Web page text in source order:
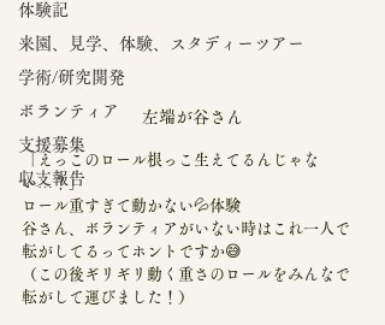
体験記
来園、見学、体験、スタディーツアー
学術/研究開発
ボランティア
支援募集
収支報告
左端が谷さん
「えっこのロール根っこ生えてるんじゃな
い…？」
ロール重すぎて動かない💦体験
谷さん、ボランティアがいない時はこれ一人で
転がしてるってホントですか😅
（この後ギリギリ動く重さのロールをみんなで
転がして運びました！）